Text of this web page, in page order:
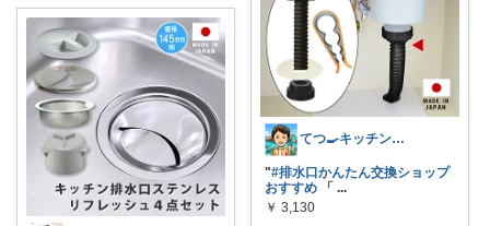
てつ🍳キッチンアイテム｜アイコン変更
"#排水口かんたん交換ショップ
おすすめ 「 ...
￥ 3,130